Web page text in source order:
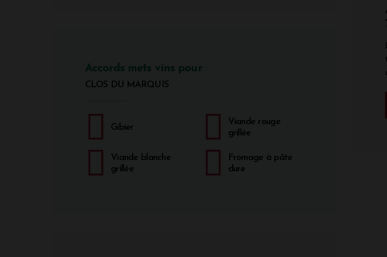
Accords mets vins pour
CLOS DU MARQUIS
Gibier
Viande rouge
grillée
Viande blanche
grillée
Fromage à pâte
dure